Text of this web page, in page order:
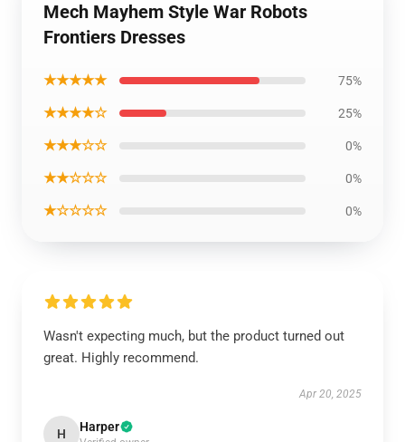
Mech Mayhem Style War Robots
Frontiers Dresses
★★★★★ 75%
★★★★☆ 25%
★★★☆☆ 0%
★★☆☆☆ 0%
★☆☆☆☆ 0%
Wasn't expecting much, but the product turned out
great. Highly recommend.
Apr 20, 2025
H Harper